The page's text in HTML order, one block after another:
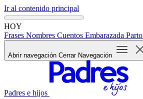
Ir al contenido principal
HOY
Frases Nombres Cuentos Embarazada Parto
Abrir navegación Cerrar Navegación
Padres e hijos